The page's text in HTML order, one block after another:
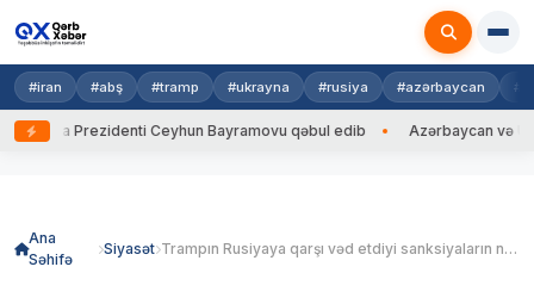
#iran #abş #tramp #ukrayna #rusiya #azərbaycan
Prezidenti Ceyhun Bayramovu qəbul edib Azərbaycan və
Ana
Səhifə
Siyasət Trampın Rusiyaya qarşı vəd etdiyi sanksiyaların nəticələri açıqlandı